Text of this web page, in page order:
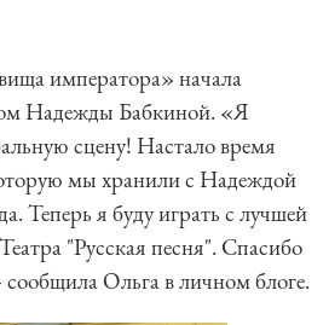
императора» начала
Надежды Бабкиной. «Я
сцену! Настало время
мы хранили с Надеждой
Теперь я буду играть с лучшей
"Русская песня". Спасибо
Ольга в личном блоге.